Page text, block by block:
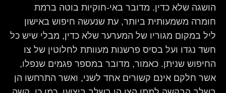
הושגה שלא כדין. מדובר באי-חוקיות בוטה ברמת
חומרה משמעותית ביותר, עת שנעשה חיפוש באישון
ליל במקום מגוריו של המערער שלא כדין, מבלי שיש כל
חשד נגדו ועל בסיס פרשנות מעוותת לחלוטין של צו
החיפוש שניתן. כאמור, מדובר במספר פגמים שנפלו,
אשר חלקם אינם קשורים אחד לשני, ואשר התרחשו הן